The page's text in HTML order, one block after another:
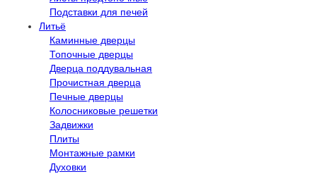
Подставки для печей
Литьё
Каминные дверцы
Топочные дверцы
Дверца поддувальная
Прочистная дверца
Печные дверцы
Колосниковые решетки
Задвижки
Плиты
Монтажные рамки
Духовки